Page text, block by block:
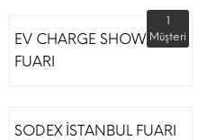
EV CHARGE SHOW
FUARI
1
Müşteri
SODEX İSTANBUL FUARI